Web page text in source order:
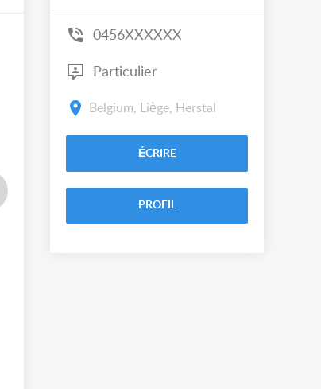
0456XXXXXX
Particulier
Belgium, Liège, Herstal
ÉCRIRE
PROFIL